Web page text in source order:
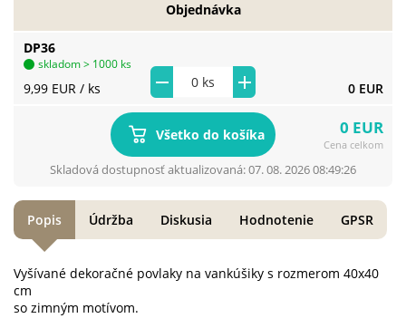
DP36
9,99 EUR / ks 0 EUR
skladom > 1000 ks
Objednávka
Všetko do košíka 0 EUR
Cena celkom
Skladová dostupnosť aktualizovaná: 07. 08. 2026 08:49:26
Vyšívané dekoračné povlaky na vankúšiky s rozmerom 40x40
cm
so zimným motívom.
Popis Údržba Diskusia Hodnotenie GPSR